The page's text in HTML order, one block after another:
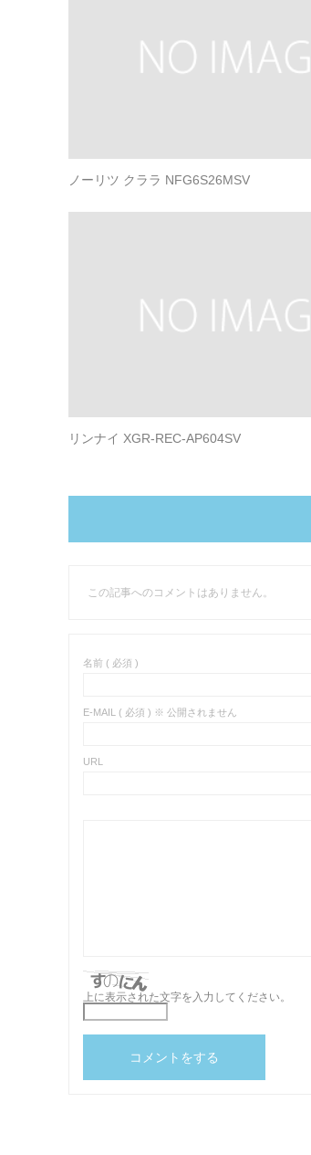
ノーリツ クララ NFG6S26MSV
リンナイ XGR-REC-AP604SV
この記事へのコメントはありません。
名前 ( 必須 )
E-MAIL ( 必須 ) ※ 公開されません
URL
上に表示された文字を入力してください。